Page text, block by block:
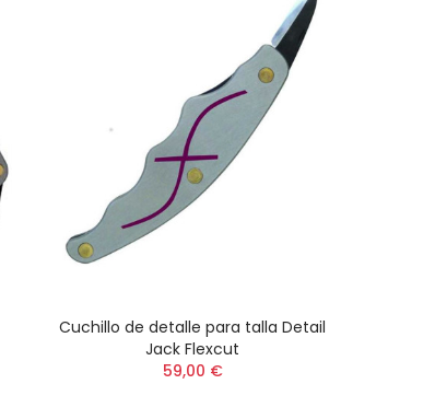
Cuchillo de detalle para talla Detail
Jack Flexcut
59,00 €